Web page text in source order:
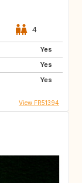
4
Yes
Yes
Yes
View FR51394